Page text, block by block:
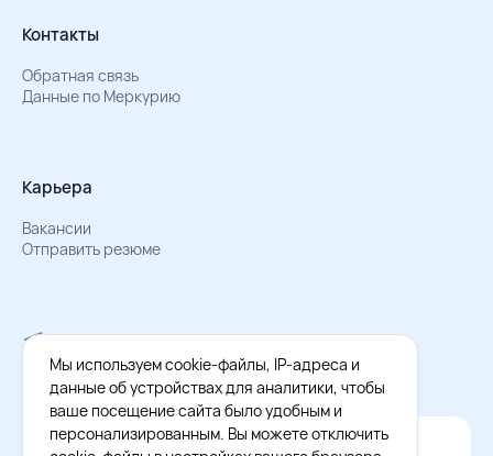
Контакты
Обратная связь
Данные по Меркурию
Карьера
Вакансии
Отправить резюме
Мы в Телеграм
Документы об обработке персональных данных
Охрана труда – результаты СОУТ
Официальное приложение Восток - Запад
Мы используем cookie-файлы, IP-адреса и
данные об устройствах для аналитики, чтобы
ваше посещение сайта было удобным и
персонализированным. Вы можете отключить